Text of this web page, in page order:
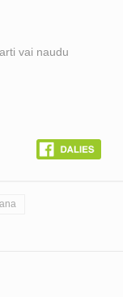
vai naudu